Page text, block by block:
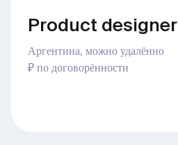
Product designer
Аргентина, можно удалённо
₽ по договорённости